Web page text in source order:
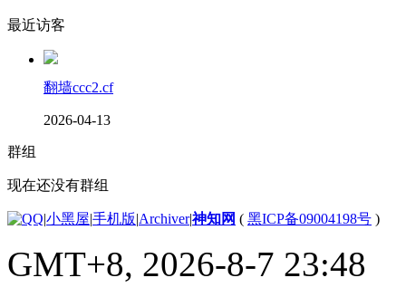
最近访客
翻墙ccc2.cf
2026-04-13
群组
现在还没有群组
|小黑屋|手机版|Archiver|神知网 ( 黑ICP备09004198号 )
GMT+8, 2026-8-7 23:48